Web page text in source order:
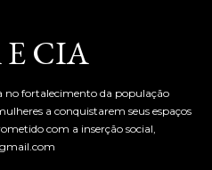
CIA
no fortalecimento da população
a conquistarem seus espaços
com a inserção social,